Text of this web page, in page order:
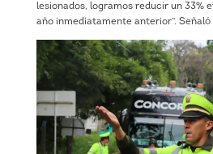
lesionados, logramos reducir un 33%
año inmediatamente anterior”.